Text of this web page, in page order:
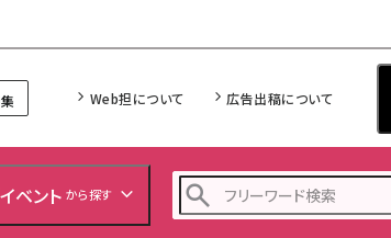
Web担について 広告出稿について
ベント から探す